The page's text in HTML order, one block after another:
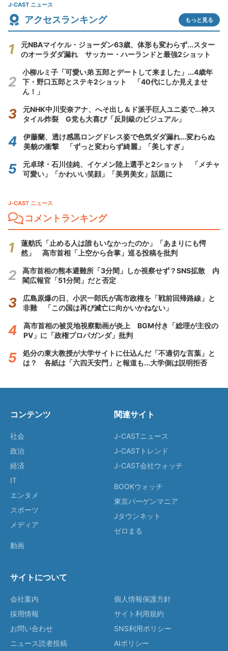
J-CAST ニュース
アクセスランキング もっと見る
元NBAマイケル・ジョーダン63歳、体形も変わらず...スター
のオーラダダ漏れ サッカー・ハーランドと最強2ショット
小柳ルミ子「可愛い弟 五郎とデートして来ました」...4歳年
下・野口五郎とステキ2ショット 「40代にしか見えませ
ん！」
元NHK中川安奈アナ、へそ出し＆ド派手巨人ユニ姿で...神ス
タイル炸裂 G党も大喜び「反則級のビジュアル」
伊藤蘭、透け感黒ロングドレス姿で色気ダダ漏れ...変わらぬ
美貌の衝撃 「ずっと変わらず綺麗」「美しすぎ」
元卓球・石川佳純、イケメン陸上選手と2ショット 「メチャ
可愛い」「かわいい笑顔」「美男美女」話題に
J-CAST ニュース
コメントランキング
蓮舫氏「止める人は誰もいなかったのか」「あまりにも愕
然」 高市首相「上空から合掌」巡る投稿を批判
高市首相の熊本避難所「3分間」しか視察せず？SNS拡散 内
閣広報官「51分間」だと否定
広島原爆の日、小沢一郎氏が高市政権を「戦前回帰路線」と
非難 「この国は再び滅亡に向かいかねない」
高市首相の被災地視察動画が炎上 BGM付き「総理が主役の
PV」に「政権プロパガンダ」批判
処分の東大教授が大学サイトに仕込んだ「不適切な言葉」と
は？ 各紙は「六四天安門」と報道も...大学側は説明拒否
コンテンツ
社会
政治
経済
IT
エンタメ
スポーツ
メディア
動画
関連サイト
J-CASTニュース
J-CASTトレンド
J-CAST会社ウォッチ
BOOKウォッチ
東京バーゲンマニア
Jタウンネット
ゼロまる
サイトについて
会社案内
採用情報
お問い合わせ
ニュース読者投稿
個人情報保護方針
サイト利用規約
SNS利用ポリシー
AIポリシー